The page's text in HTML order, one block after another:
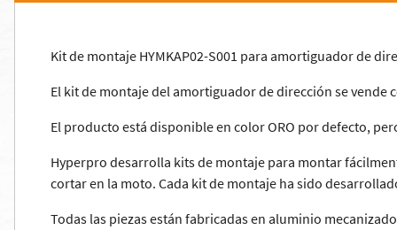
Kit de montaje HYMKAP02-S001 para amortiguador de
El kit de montaje del amortiguador de dirección se
El producto está disponible en color ORO por defecto,
Hyperpro desarrolla kits de montaje para montar
cortar en la moto. Cada kit de montaje ha sido
Todas las piezas están fabricadas en aluminio